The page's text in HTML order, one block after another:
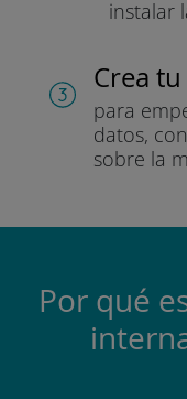
instalar
Crea
para
datos,
sobre la
Por qué